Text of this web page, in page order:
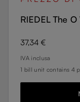
RIEDEL The
Prezzo normale:
37,34 €
IVA inclusa
1 bill unit contains 4